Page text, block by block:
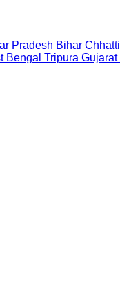
Pradesh Bihar
Bengal Tripura Gujarat